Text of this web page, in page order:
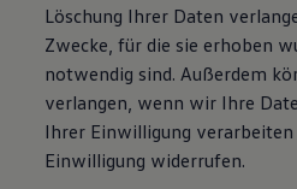
Löschung Ihrer Daten
Zwecke, für die sie erhoben
notwendig sind. Außerdem
verlangen, wenn wir Ihre
Ihrer Einwilligung verarbeiten
Einwilligung widerrufen.